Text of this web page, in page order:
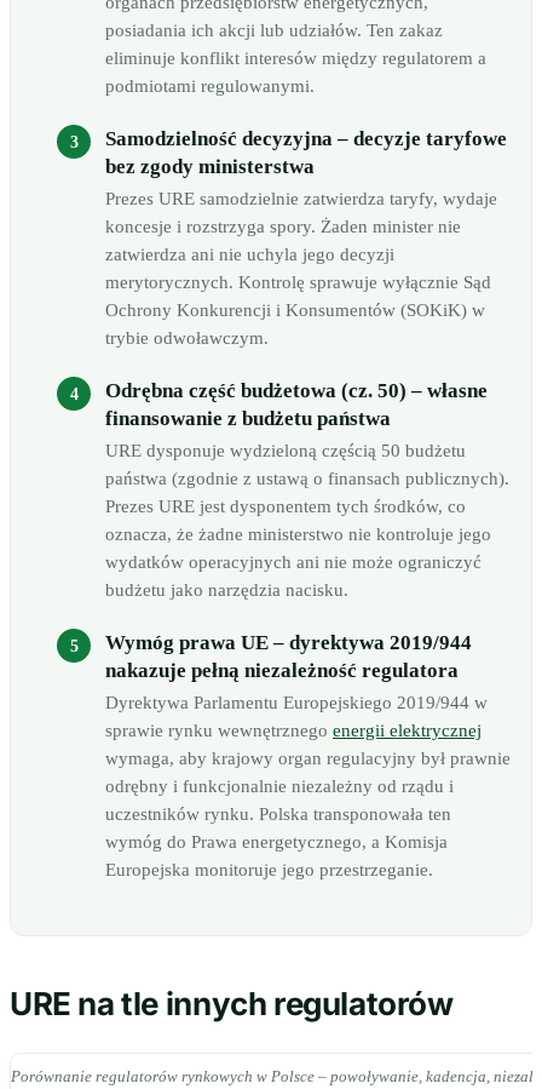
posiadania ich akcji lub udziałów. Ten zakaz
eliminuje konflikt interesów między regulatorem a
podmiotami regulowanymi.
Samodzielność decyzyjna – decyzje taryfowe
bez zgody ministerstwa
Prezes URE samodzielnie zatwierdza taryfy, wydaje
koncesje i rozstrzyga spory. Żaden minister nie
zatwierdza ani nie uchyla jego decyzji
merytorycznych. Kontrolę sprawuje wyłącznie Sąd
Ochrony Konkurencji i Konsumentów (SOKiK) w
trybie odwoławczym.
Odrębna część budżetowa (cz. 50) – własne
finansowanie z budżetu państwa
URE dysponuje wydzieloną częścią 50 budżetu
państwa (zgodnie z ustawą o finansach publicznych).
Prezes URE jest dysponentem tych środków, co
oznacza, że żadne ministerstwo nie kontroluje jego
wydatków operacyjnych ani nie może ograniczyć
budżetu jako narzędzia nacisku.
Wymóg prawa UE – dyrektywa 2019/944
nakazuje pełną niezależność regulatora
Dyrektywa Parlamentu Europejskiego 2019/944 w
sprawie rynku wewnętrznego energii elektrycznej
wymaga, aby krajowy organ regulacyjny był prawnie
odrębny i funkcjonalnie niezależny od rządu i
uczestników rynku. Polska transponowała ten
wymóg do Prawa energetycznego, a Komisja
Europejska monitoruje jego przestrzeganie.
URE na tle innych regulatorów
Porównanie regulatorów rynkowych w Polsce – powoływanie, kadencja,